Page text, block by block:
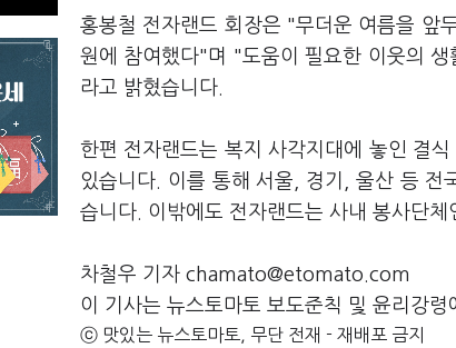
홍봉철 전자랜드 회장은 "무더운 여름을 앞
원에 참여했다"며 "도움이 필요한 이웃의
라고 밝혔습니다.
한편 전자랜드는 복지 사각지대에 놓인 결
있습니다. 이를 통해 서울, 경기, 울산 등 전
습니다. 이밖에도 전자랜드는 사내 봉사단
차철우 기자 chamato@etomato.com
이 기사는 뉴스토마토 보도준칙 및 윤리강
ⓒ 맛있는 뉴스토마토, 무단 전재 - 재배포 금지